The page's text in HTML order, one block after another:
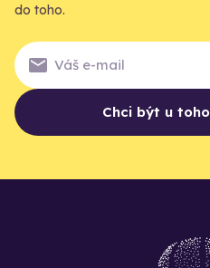
do toho.
Chci být u toho